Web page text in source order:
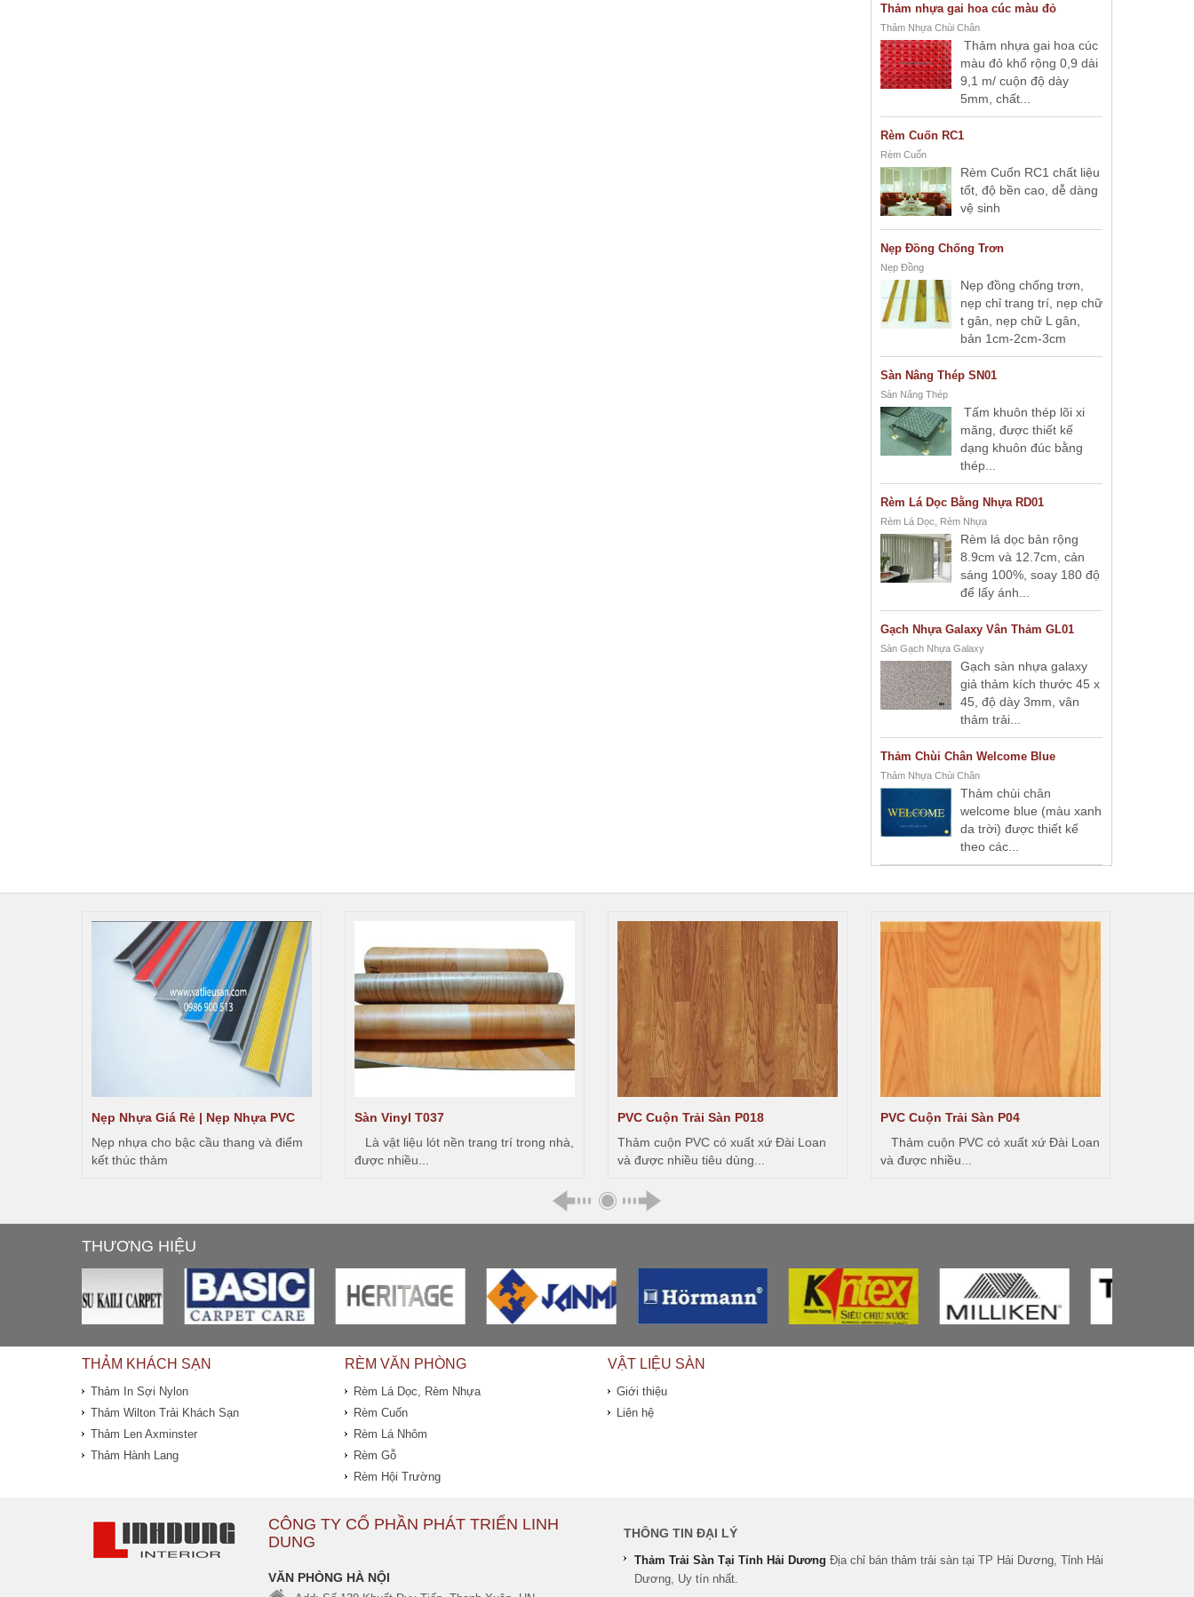
Thảm nhựa gai hoa cúc màu đỏ
Thảm Nhựa Chùi Chân
Thảm nhựa gai hoa cúc
màu đỏ khổ rộng 0,9 dài
9,1 m/ cuộn độ dày
5mm, chất...
Rèm Cuốn RC1
Rèm Cuốn
Rèm Cuốn RC1 chất liệu
tốt, độ bền cao, dễ dàng
vệ sinh
Nẹp Đồng Chống Trơn
Nẹp Đồng
Nẹp đồng chống trơn,
nẹp chỉ trang trí, nẹp chữ
t gân, nẹp chữ L gân,
bản 1cm-2cm-3cm
Sàn Nâng Thép SN01
Sàn Nâng Thép
Tấm khuôn thép lõi xi
măng, được thiết kế
dạng khuôn đúc bằng
thép...
Rèm Lá Dọc Bằng Nhựa RD01
Rèm Lá Dọc, Rèm Nhựa
Rèm lá dọc bản rộng
8.9cm và 12.7cm, cản
sáng 100%, soay 180 độ
để lấy ánh...
Gạch Nhựa Galaxy Vân Thảm GL01
Sàn Gạch Nhựa Galaxy
Gạch sàn nhựa galaxy
giả thảm kích thước 45 x
45, độ dày 3mm, vân
thảm trải...
Thảm Chùi Chân Welcome Blue
Thảm Nhựa Chùi Chân
Thảm chùi chân
welcome blue (màu xanh
da trời) được thiết kế
theo các...
Nẹp Nhựa Giá Rẻ | Nẹp Nhựa PVC
Nẹp nhựa cho bậc cầu thang và điểm
kết thúc thảm
Sàn Vinyl T037
Là vật liệu lót nền trang trí trong nhà,
được nhiều...
PVC Cuộn Trải Sàn P018
Thảm cuộn PVC có xuất xứ Đài Loan
và được nhiều tiêu dùng...
PVC Cuộn Trải Sàn P04
Thảm cuộn PVC có xuất xứ Đài Loan
và được nhiều...
THƯƠNG HIỆU
THẢM KHÁCH SẠN
Thảm In Sợi Nylon
Thảm Wilton Trải Khách Sạn
Thảm Len Axminster
Thảm Hành Lang
RÈM VĂN PHÒNG
Rèm Lá Dọc, Rèm Nhựa
Rèm Cuốn
Rèm Lá Nhôm
Rèm Gỗ
Rèm Hội Trường
VẬT LIỆU SÀN
Giới thiệu
Liên hệ
CÔNG TY CỔ PHẦN PHÁT TRIỂN LINH
DUNG
VĂN PHÒNG HÀ NỘI
THÔNG TIN ĐẠI LÝ
Thảm Trải Sàn Tại Tỉnh Hải Dương Địa chỉ bán thảm trải sàn tại TP Hải Dương, Tỉnh Hải
Dương, Uy tín nhất.